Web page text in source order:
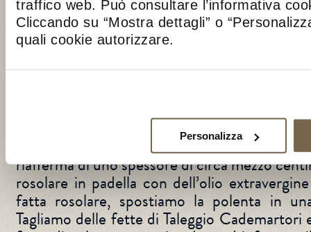
traffico web. Può consultare l’informativa
Cliccando su “Mostra dettagli” o
quali cookie autorizzare.
Personalizza
uno spicchio d’aglio in una padella con
frattempo tagliamo il guanciale a listarelle.
farlo rosolare fino a quando non sarà
la parte del gambo per poi tagliarle
fatto rosolare il guanciale, aggiungiamo le
cottura fino a quando non si appassiscono.
riafferma di uno spessore di circa mezzo
rosolare in padella con dell’olio
fatta rosolare, spostiamo la polenta in
Tagliamo delle fette di Taleggio Cademartori